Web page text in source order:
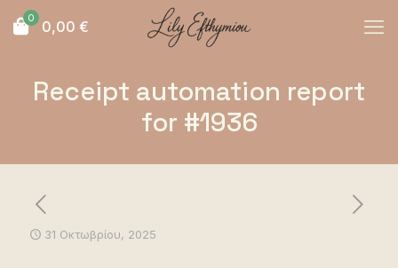
0 0,00 €
Receipt automation report
for #1936
31 Οκτωβρίου, 2025